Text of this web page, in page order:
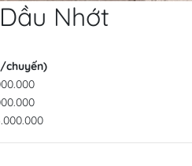
Nhớt
chuyến)